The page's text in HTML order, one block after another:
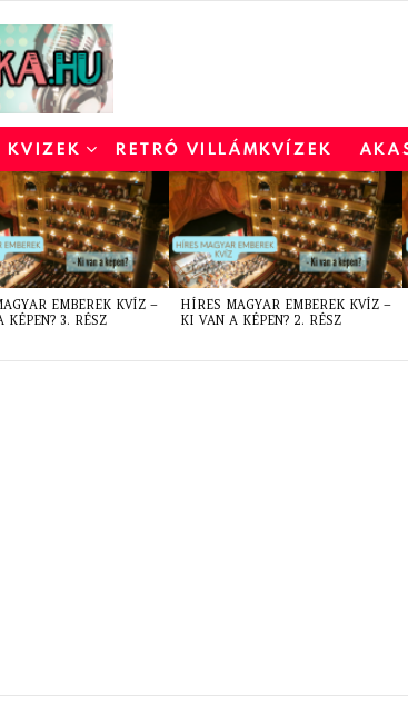
KVIZEK RETRÓ VILLÁMKVÍZEK
EMBEREK KVÍZ –
KÉPEN? 3. RÉSZ
HÍRES MAGYAR EMBEREK KVÍZ –
KI VAN A KÉPEN? 2. RÉSZ